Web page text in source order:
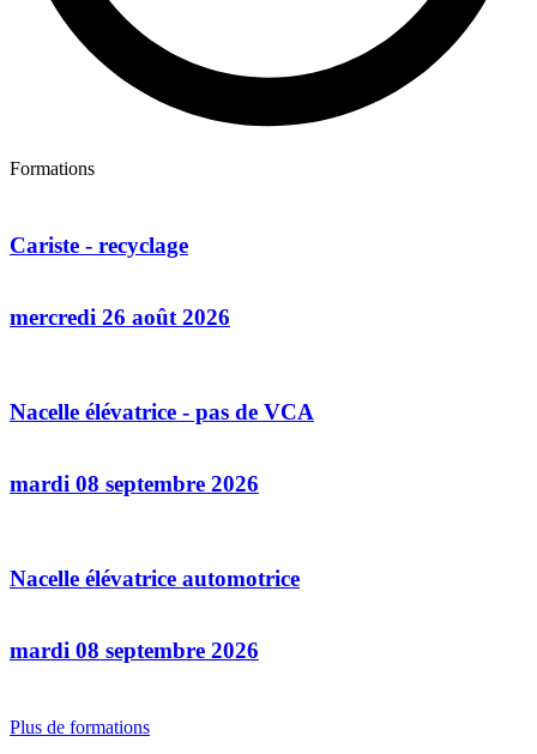
Formations
Cariste - recyclage
mercredi 26 août 2026
Nacelle élévatrice - pas de VCA
mardi 08 septembre 2026
Nacelle élévatrice automotrice
mardi 08 septembre 2026
Plus de formations